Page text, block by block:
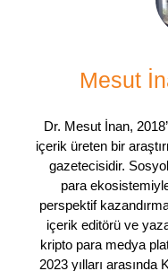
Mesut
Dr. Mesut İnan,
içerik üreten bir
gazetecisidir.
para
perspektif
içerik editörü ve
kripto para medya
2023 yılları arasında